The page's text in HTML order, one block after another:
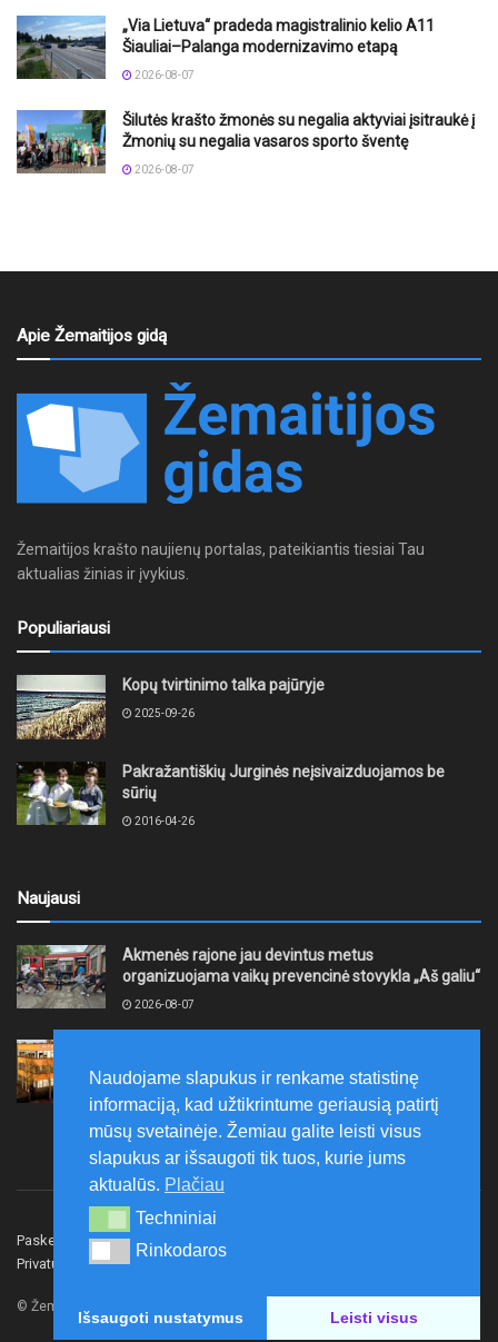
„Via Lietuva“ pradeda magistralinio kelio A11
Šiauliai–Palanga modernizavimo etapą
2026-08-07
Šilutės krašto žmonės su negalia aktyviai įsitraukė į
Žmonių su negalia vasaros sporto šventę
2026-08-07
Apie Žemaitijos gidą
Žemaitijos krašto naujienų portalas, pateikiantis tiesiai Tau
aktualias žinias ir įvykius.
Populiariausi
Kopų tvirtinimo talka pajūryje
2025-09-26
Pakražantiškių Jurginės neįsivaizduojamos be
sūrių
2016-04-26
Naujausi
Akmenės rajone jau devintus metus
organizuojama vaikų prevencinė stovykla „Aš galiu“
2026-08-07
smulkiojo ir vidutinio verslo subjektų kūrimąsi
2026-08-07
Paskelbk naujieną Rašyti redakcijai
Privatumo politika
© Žemaitijos gidas.
Naudojame slapukus ir renkame statistinę
informaciją, kad užtikrintume geriausią patirtį
mūsų svetainėje. Žemiau galite leisti visus
slapukus ar išsaugoti tik tuos, kurie jums
aktualūs. Plačiau
Techniniai
Techniniai
Rinkodaros
Rinkodaros
Išsaugoti nustatymus Leisti visus